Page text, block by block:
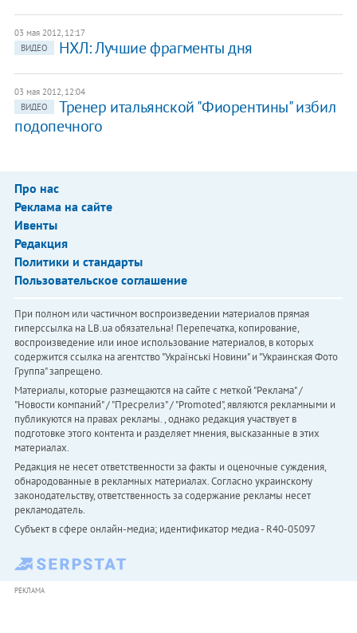
03 мая 2012, 12:17
ВИДЕО
НХЛ: Лучшие фрагменты дня
03 мая 2012, 12:04
ВИДЕО
Тренер итальянской "Фиорентины" избил
подопечного
Про нас
Реклама на сайте
Ивенты
Редакция
Политики и стандарты
Пользовательское соглашение
При полном или частичном воспроизведении материалов прямая
гиперссылка на LB.ua обязательна! Перепечатка, копирование,
воспроизведение или иное использование материалов, в которых
содержится ссылка на агентство "Українськi Новини" и "Украинская Фото
Группа" запрещено.
Материалы, которые размещаются на сайте с меткой "Реклама" /
"Новости компаний" / "Пресрелиз" / "Promoted", являются рекламными и
публикуются на правах рекламы. , однако редакция участвует в
подготовке этого контента и разделяет мнения, высказанные в этих
материалах.
Редакция не несет ответственности за факты и оценочные суждения,
обнародованные в рекламных материалах. Согласно украинскому
законодательству, ответственность за содержание рекламы несет
рекламодатель.
Субъект в сфере онлайн-медиа; идентификатор медиа - R40-05097
РЕКЛАМА